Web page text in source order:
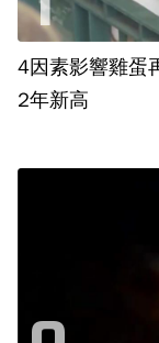
4因素影響雞蛋
2年新高